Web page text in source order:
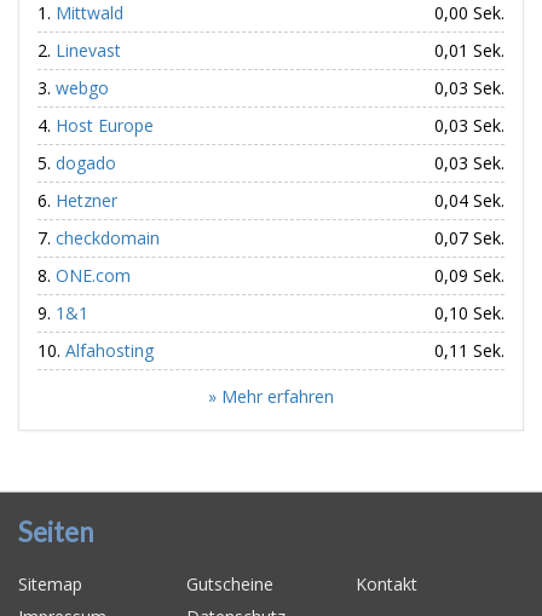
Mittwald
0,00 Sek.
Linevast
0,01 Sek.
webgo
0,03 Sek.
Host Europe
0,03 Sek.
dogado
0,03 Sek.
Hetzner
0,04 Sek.
checkdomain
0,07 Sek.
ONE.com
0,09 Sek.
1&1
0,10 Sek.
Alfahosting
0,11 Sek.
» Mehr erfahren
Seiten
Sitemap Gutscheine
Kontakt